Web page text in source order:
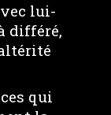
lui-
différé,
qui